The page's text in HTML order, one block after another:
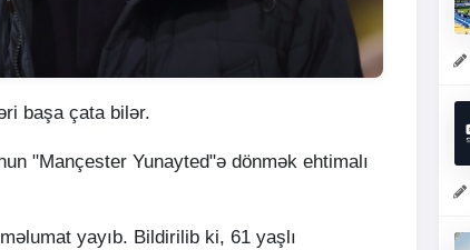
başa çata bilər.
"Mançester Yunayted"ə dönmək ehtimalı
yayıb. Bildirilib ki, 61 yaşlı